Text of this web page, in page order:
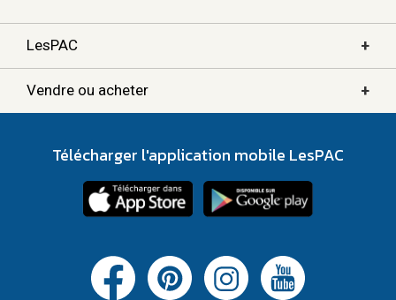
LesPAC +
Vendre ou acheter +
Télécharger l'application mobile LesPAC